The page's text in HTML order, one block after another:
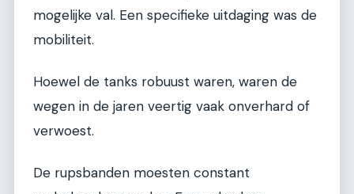
mogelijke val. Een specifieke uitdaging was de
mobiliteit.
Hoewel de tanks robuust waren, waren de
wegen in de jaren veertig vaak onverhard of
verwoest.
De rupsbanden moesten constant